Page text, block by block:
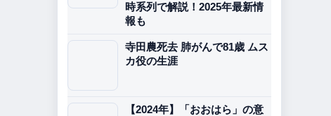
時系列で解説！2025年最新情
報も
寺田農死去 肺がんで81歳 ムス
カ役の生涯
【2024年】「おおはら」の意